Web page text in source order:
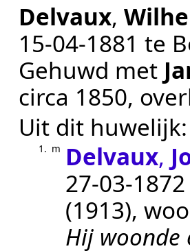
Delvaux,
15‑04‑1881 te
Gehuwd met
circa 1850,
Uit dit huwelijk:
1. m Delvaux,
27‑03‑1872
(1913),
Hij woonde